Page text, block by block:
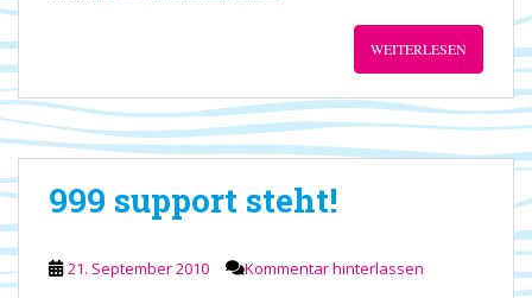
WEITERLESEN
999 support steht!
21. September 2010 Kommentar hinterlassen